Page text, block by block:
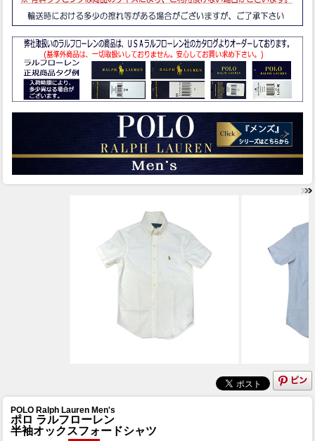
POLO Ralph Lauren Men's
ポロ ラルフローレン
半袖オックスフォードシャツ